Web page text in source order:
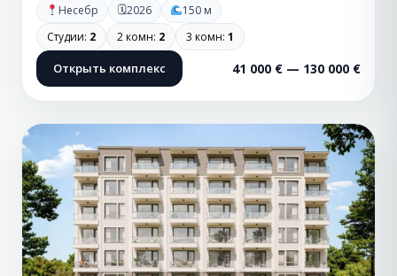
Несебр 🗓2026
150 м
Студии: 2 2 комн: 2 3 комн: 1
Открыть комплекс 41 000 € — 130 000 €